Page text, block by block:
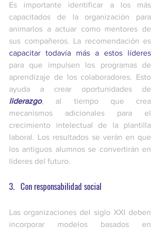
Es importante identificar a los más
capacitados de la organización para
animarlos a actuar como mentores de
capacitar todavía más a estos líderes
para que impulsen los programas de
aprendizaje de los colaboradores. Esto
liderazgo, al tiempo que crea
mecanismos adicionales para el
crecimiento intelectual de la plantilla
laboral. Los resultados se verán en que
los antiguos alumnos se convertirán en
líderes del futuro.
3.   Con responsabilidad social
Las organizaciones del siglo XXI deben
incorporar modelos basados en